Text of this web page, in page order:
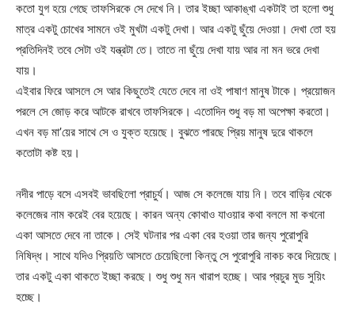
কতো যুগ হয়ে গেছে তাফসিরকে সে দেখে নি। তার ইচ্ছা আকাঙ্খা একটাই তা হলো শুধু
মাত্র একটু চোখের সামনে ওই মুখটা একটু দেখা। আর একটু ছুঁয়ে দেওয়া। দেখা তো হয়
প্রতিদিনই তবে সেটা ওই যন্ত্রটা তে। তাতে না ছুঁয়ে দেখা যায় আর না মন ভরে দেখা
যায়।
এইবার ফিরে আসলে সে আর কিছুতেই যেতে দেবে না ওই পাষাণ মানুষ টাকে। প্রয়োজন
পরলে সে জোড় করে আটকে রাখবে তাফসিরকে। এতোদিন শুধু বড় মা অপেক্ষা করতো।
এখন বড় মা’য়ের সাথে সে ও যুক্ত হয়েছে। বুঝতে পারছে প্রিয় মানুষ দুরে থাকলে
কতোটা কষ্ট হয়।
নদীর পাড়ে বসে এসবই ভাবছিলো প্রাচুর্য। আজ সে কলেজে যায় নি। তবে বাড়ির থেকে
কলেজের নাম করেই বের হয়েছে। কারন অন্য কোথাও যাওয়ার কথা বললে মা কখনো
একা আসতে দেবে না তাকে। সেই ঘটনার পর একা বের হওয়া তার জন্য পুরোপুরি
নিষিদ্ধ। সাথে যদিও প্রিয়তি আসতে চেয়েছিলো কিন্তু সে পুরোপুরি নাকচ করে দিয়েছে।
তার একটু একা থাকতে ইচ্ছা করছে। শুধু শুধু মন খারাপ হচ্ছে। আর প্রচুর মুড সুয়িং
হচ্ছে।